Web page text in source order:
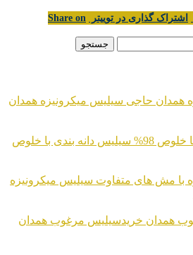
اشتراک گذاری در توییتر
Share on
سیلیس میکرونیزه همدان
سیلیس دانه بندی با خلوص
سیلیس میکرونیزه
خریدسیلیس مرغوب همدان